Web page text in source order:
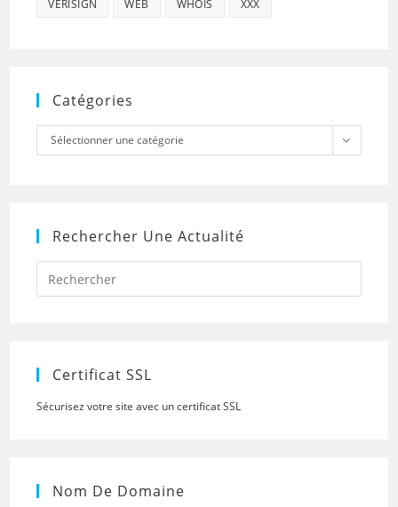
VERISIGN WEB WHOIS XXX
Catégories
Catégories
Sélectionner une catégorie
Rechercher Une Actualité
Press
to
Certificat SSL
Sécurisez votre site avec un certificat SSL
Nom De Domaine